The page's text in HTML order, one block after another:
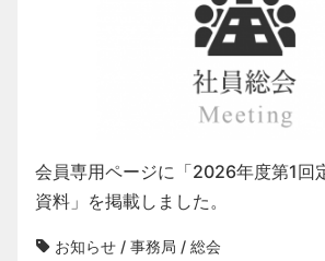
会員専用ページに「2026年度第1回
資料」を掲載しました。
お知らせ / 事務局 / 総会